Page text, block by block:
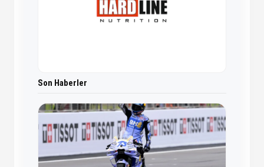
Son Haberler